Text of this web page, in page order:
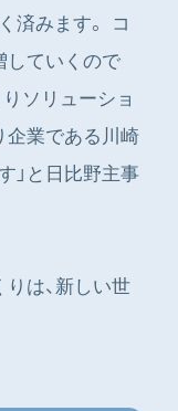
済みます。 コ
していくので
ソリューショ
企業である川崎
」と日比野主事
は、新しい世